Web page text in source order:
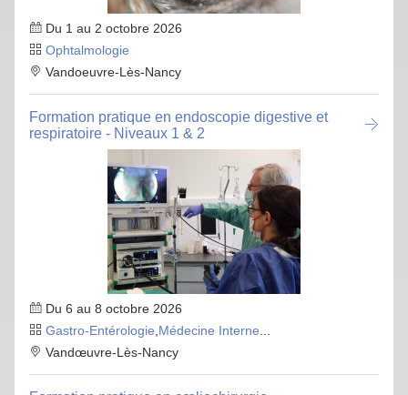
Du 1 au 2 octobre 2026
Ophtalmologie
Vandoeuvre-Lès-Nancy
Formation pratique en endoscopie digestive et
respiratoire - Niveaux 1 & 2
Du 6 au 8 octobre 2026
Gastro-Entérologie Médecine Interne
Vandœuvre-Lès-Nancy